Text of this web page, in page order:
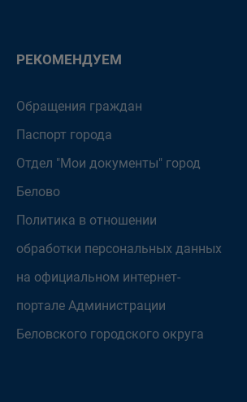
РЕКОМЕНДУЕМ
Обращения граждан
Паспорт города
Отдел "Мои документы" город
Белово
Политика в отношении
обработки персональных данных
на официальном интернет-
портале Администрации
Беловского городского округа